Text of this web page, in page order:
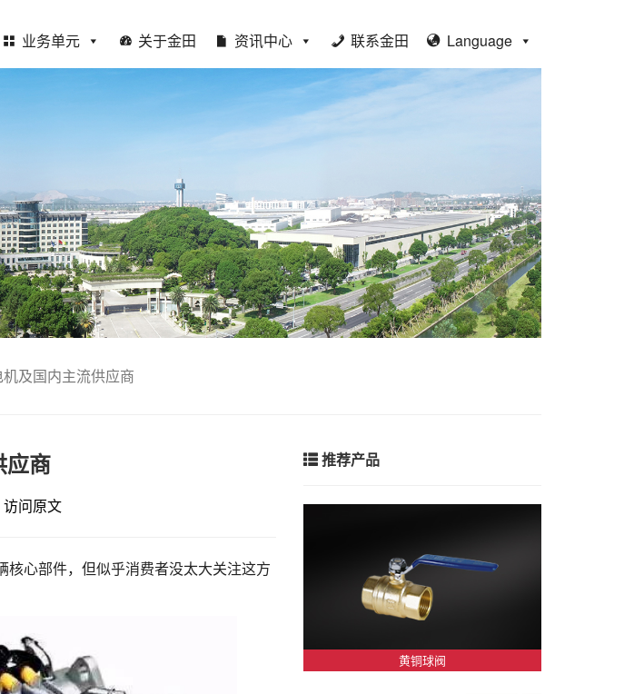
业务单元 关于金田 资讯中心 联系金田 Language
及国内主流供应商
应商
访问原文
核心部件，但似乎消费者没太大关注这方
推荐产品
黄铜球阀